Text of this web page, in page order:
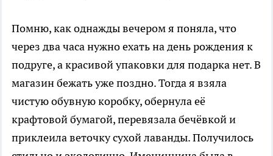
Помню, как однажды вечером я поняла, что
через два часа нужно ехать на день рождения к
подруге, а красивой упаковки для подарка нет. В
магазин бежать уже поздно. Тогда я взяла
чистую обувную коробку, обернула её
крафтовой бумагой, перевязала бечёвкой и
приклеила веточку сухой лаванды. Получилось